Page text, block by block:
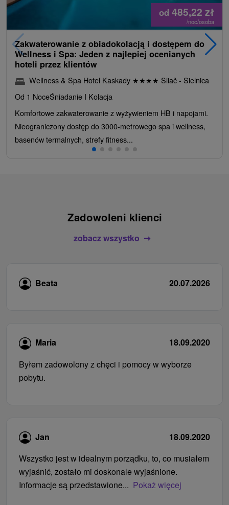
od 485,22 zł
/noc/osoba
Zakwaterowanie z obiadokolacją i dostępem do
Wellness i Spa: Jeden z najlepiej ocenianych
hoteli przez klientów
Wellness & Spa Hotel Kaskady ★★★★ Sliač - Sielnica
Od 1 NoceŚniadanie I Kolacja
Komfortowe zakwaterowanie z wyżywieniem HB i napojami.
Nieograniczony dostęp do 3000-metrowego spa i wellness,
basenów termalnych, strefy fitness...
Zadowoleni klienci
zobacz wszystko
Beata 20.07.2026
Maria
18.09.2020
Byłem zadowolony z chęci i pomocy w wyborze
pobytu.
Jan
18.09.2020
Wszystko jest w idealnym porządku, to, co musiałem
wyjaśnić, zostało mi doskonale wyjaśnione.
Informacje są przedstawione... Pokaż więcej